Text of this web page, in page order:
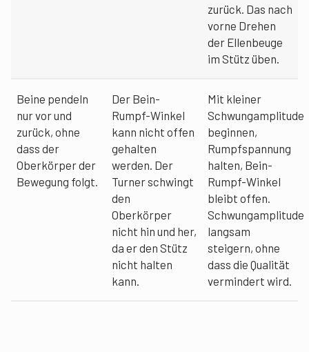
zurück. Das nach
vorne Drehen
der Ellenbeuge
im Stütz üben.
Beine pendeln
nur vor und
zurück, ohne
dass der
Oberkörper der
Bewegung folgt.
Der Bein-
Rumpf-Winkel
kann nicht offen
gehalten
werden. Der
Turner schwingt
den
Oberkörper
nicht hin und her,
da er den Stütz
nicht halten
kann.
Mit kleiner
Schwungamplitude
beginnen,
Rumpfspannung
halten, Bein-
Rumpf-Winkel
bleibt offen.
Schwungamplitude
langsam
steigern, ohne
dass die Qualität
vermindert wird.